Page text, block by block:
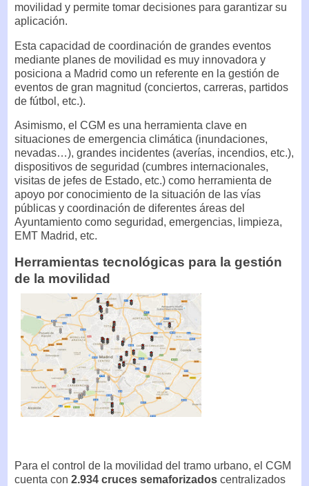
movilidad y permite tomar decisiones para garantizar su
aplicación.
Esta capacidad de coordinación de grandes eventos
mediante planes de movilidad es muy innovadora y
posiciona a Madrid como un referente en la gestión de
eventos de gran magnitud (conciertos, carreras, partidos
de fútbol, etc.).
Asimismo, el CGM es una herramienta clave en
situaciones de emergencia climática (inundaciones,
nevadas…), grandes incidentes (averías, incendios, etc.),
dispositivos de seguridad (cumbres internacionales,
visitas de jefes de Estado, etc.) como herramienta de
apoyo por conocimiento de la situación de las vías
públicas y coordinación de diferentes áreas del
Ayuntamiento como seguridad, emergencias, limpieza,
EMT Madrid, etc.
Herramientas tecnológicas para la gestión
de la movilidad
Para el control de la movilidad del tramo urbano, el CGM
cuenta con 2.934 cruces semaforizados centralizados